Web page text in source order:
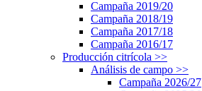
Campaña 2019/20
Campaña 2018/19
Campaña 2017/18
Campaña 2016/17
Producción citrícola >>
Análisis de campo >>
Campaña 2026/27